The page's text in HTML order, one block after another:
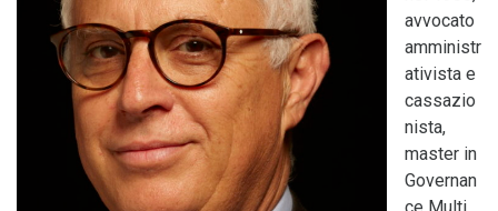
avvocato
amministr
ativista e
cassazio
nista,
master in
Governan
ce Multi